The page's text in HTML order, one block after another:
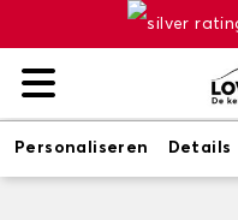
Personaliseren Details